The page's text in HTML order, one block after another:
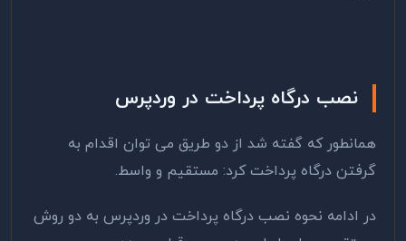
نصب درگاه پرداخت در وردپرس
همانطور که گفته شد از دو طریق می توان اقدام به
گرفتن درگاه پرداخت کرد: مستقیم و واسط.
در ادامه نحوه نصب درگاه پرداخت در وردپرس به دو روش